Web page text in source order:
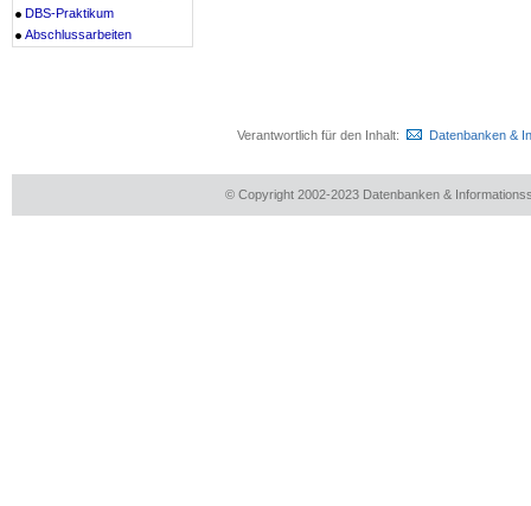
DBS-Praktikum
Abschlussarbeiten
Verantwortlich für den Inhalt: Datenbanken &
© Copyright 2002-2023 Datenbanken &